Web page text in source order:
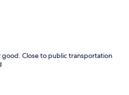
good. Close to public transportation